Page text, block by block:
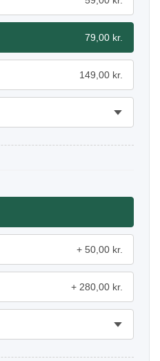
79,00 kr.
149,00 kr.
50,00 kr.
280,00 kr.